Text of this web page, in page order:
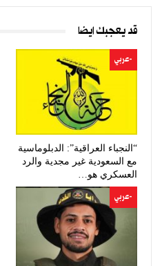
قد يعجبك ايضا
-عربي
“النجباء العراقية”: الدبلوماسية
مع السعودية غير مجدية والرد
العسكري هو…
-عربي